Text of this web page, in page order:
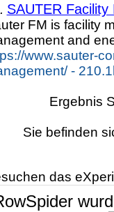
SAUTER
FM is facility
and
www.sauter-
-
Ergebnis
Sie befinden
das